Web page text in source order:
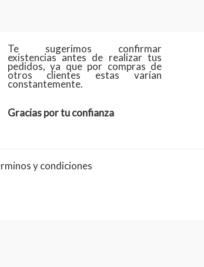
Te sugerimos confirmar
existencias antes de realizar tus
pedidos, ya que por compras de
otros clientes estas varían
constantemente.
Gracias por tu confianza
y condiciones